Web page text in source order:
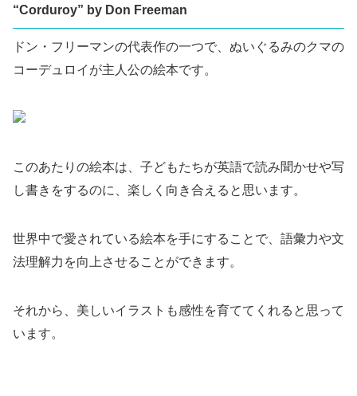
“Corduroy” by Don Freeman
ドン・フリーマンの代表作の一つで、ぬいぐるみのクマの
コーデュロイが主人公の絵本です。
このあたりの絵本は、子どもたちが英語で読み聞かせや写
し書きをするのに、楽しく向き合えると思います。
世界中で愛されている絵本を手にすることで、語彙力や文
法理解力を向上させることができます。
それから、美しいイラストも感性を育ててくれると思って
います。